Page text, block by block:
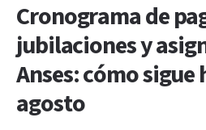
Cronograma de
jubilaciones y
Anses: cómo sigue
agosto